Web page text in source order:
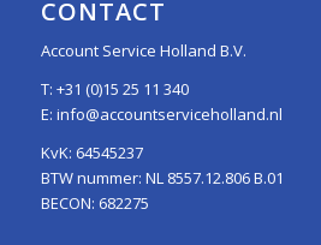
CONTACT
Account Service Holland B.V.
T: +31 (0)15 25 11 340
E: info@accountserviceholland.nl
KvK: 64545237
BTW nummer: NL 8557.12.806 B.01
BECON: 682275